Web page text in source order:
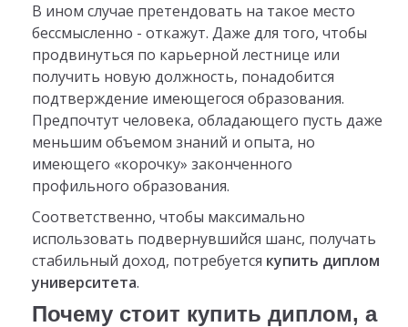
В ином случае претендовать на такое место
бессмысленно - откажут. Даже для того, чтобы
продвинуться по карьерной лестнице или
получить новую должность, понадобится
подтверждение имеющегося образования.
Предпочтут человека, обладающего пусть даже
меньшим объемом знаний и опыта, но
имеющего «корочку» законченного
профильного образования.
Соответственно, чтобы максимально
использовать подвернувшийся шанс, получать
стабильный доход, потребуется купить диплом
университета.
Почему стоит купить диплом, а